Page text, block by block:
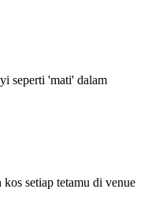
seperti 'mati' dalam
kos setiap tetamu di venue